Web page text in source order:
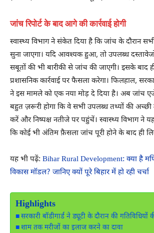
जांच रिपोर्ट के बाद आगे की कार्रवाई होगी
स्वास्थ्य विभाग ने संकेत दिया है कि जांच के दौरान
सुना जाएगा। यदि आवश्यक हुआ, तो उपलब्ध
सबूतों की भी बारीकी से जांच की जाएगी। इसके बाद
प्रशासनिक कार्रवाई पर फैसला करेगा। फिलहाल,
ने इस मामले को एक नया मोड़ दे दिया है। अब जांच
बहुत ज़रूरी होगा कि वे सभी उपलब्ध तथ्यों की
करें और निष्पक्ष नतीजे पर पहुंचें। स्वास्थ्य विभाग ने
कि कोई भी अंतिम फ़ैसला जांच पूरी होने के बाद ही
यह भी पढ़ें: Bihar Rural Development: क्या है
विकास मॉडल? जानिए क्यों पूरे बिहार में हो रही चर्चा
Highlights
सरकारी बॉडीगार्ड ने ड्यूटी के दौरान की गतिविधियों
शाम तक मरीजों का इलाज करने का दावा